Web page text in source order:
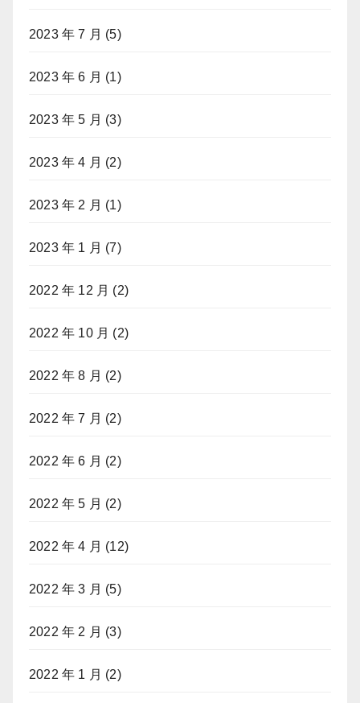
2023 年 7 月 (5)
2023 年 6 月 (1)
2023 年 5 月 (3)
2023 年 4 月 (2)
2023 年 2 月 (1)
2023 年 1 月 (7)
2022 年 12 月 (2)
2022 年 10 月 (2)
2022 年 8 月 (2)
2022 年 7 月 (2)
2022 年 6 月 (2)
2022 年 5 月 (2)
2022 年 4 月 (12)
2022 年 3 月 (5)
2022 年 2 月 (3)
2022 年 1 月 (2)